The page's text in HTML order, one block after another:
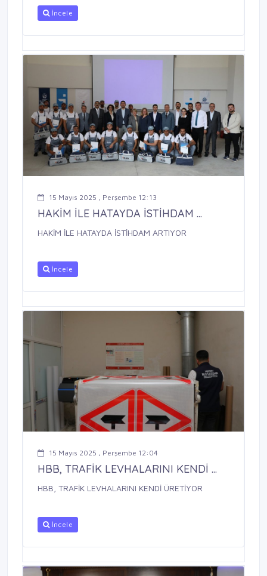
İncele
15 Mayıs 2025 , Perşembe 12:13
HAKİM İLE HATAYDA İSTİHDAM ...
HAKİM İLE HATAYDA İSTİHDAM ARTIYOR
İncele
15 Mayıs 2025 , Perşembe 12:04
HBB, TRAFİK LEVHALARINI KENDİ ...
HBB, TRAFİK LEVHALARINI KENDİ ÜRETİYOR
İncele